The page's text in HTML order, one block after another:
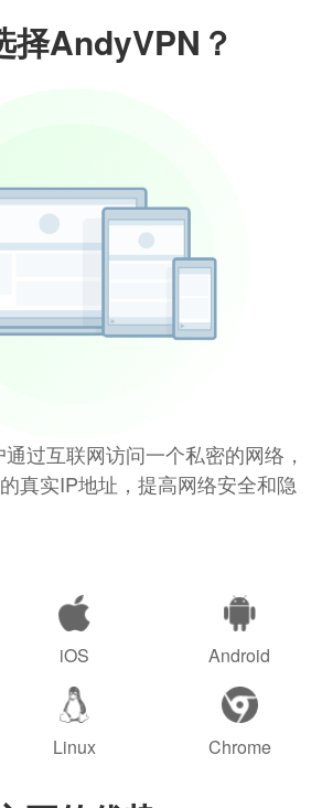
择AndyVPN？
过互联网访问一个私密的网络，
真实IP地址，提高网络安全和隐
iOS Android
Linux Chrome